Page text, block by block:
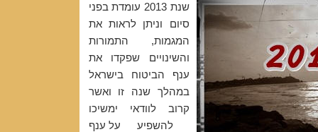
שנת 2013
עומדת בפני
סיום וניתן לראות את
המגמות, התמורות
והשינויים שפקדו את
ענף הביטוח בישראל
במהלך שנה זו ואשר
קרוב לוודאי ימשיכו
להשפיע על ענף